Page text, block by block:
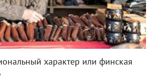
характер или финская